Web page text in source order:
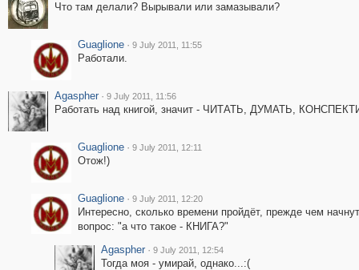
Что там делали? Вырывали или замазывали?
Guaglione · 9 July 2011, 11:55
Работали.
Agaspher · 9 July 2011, 11:56
Работать над книгой, значит - ЧИТАТЬ, ДУМАТЬ,
Guaglione · 9 July 2011, 12:11
Отож!)
Guaglione · 9 July 2011, 12:20
Интересно, сколько времени пройдёт, прежде чем
вопрос: "а что такое - КНИГА?"
Agaspher · 9 July 2011, 12:54
Тогда моя - умирай, однако...:(